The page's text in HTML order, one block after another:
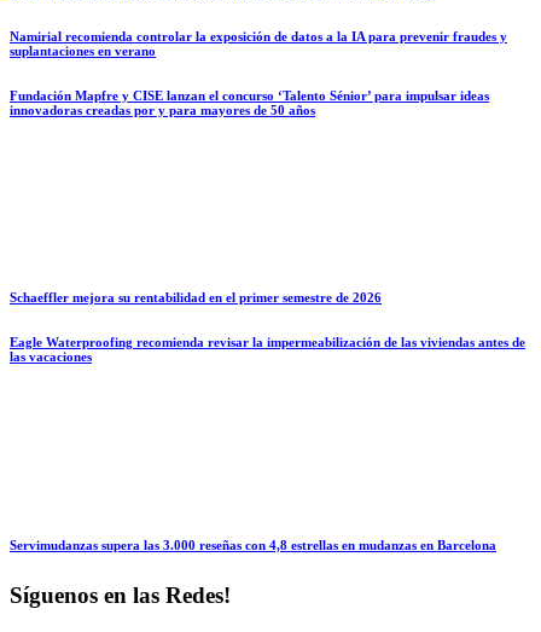
Namirial recomienda controlar la exposición de datos a la IA para prevenir fraudes y
suplantaciones en verano
Fundación Mapfre y CISE lanzan el concurso ‘Talento Sénior’ para impulsar ideas
innovadoras creadas por y para mayores de 50 años
Schaeffler mejora su rentabilidad en el primer semestre de 2026
Eagle Waterproofing recomienda revisar la impermeabilización de las viviendas antes de
las vacaciones
Servimudanzas supera las 3.000 reseñas con 4,8 estrellas en mudanzas en Barcelona
Síguenos en las Redes!